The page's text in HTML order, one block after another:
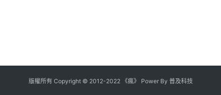
版權所有 Copyright © 2012-2022《瘋》 Power By 普及科技